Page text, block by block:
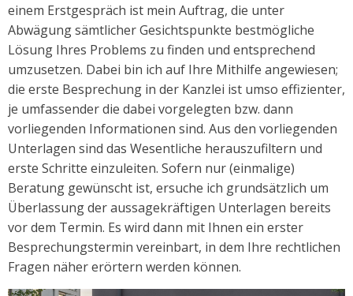
einem Erstgespräch ist mein Auftrag, die unter
Abwägung sämtlicher Gesichtspunkte bestmögliche
Lösung Ihres Problems zu finden und entsprechend
umzusetzen. Dabei bin ich auf Ihre Mithilfe angewiesen;
die erste Besprechung in der Kanzlei ist umso effizienter,
je umfassender die dabei vorgelegten bzw. dann
vorliegenden Informationen sind. Aus den vorliegenden
Unterlagen sind das Wesentliche herauszufiltern und
erste Schritte einzuleiten. Sofern nur (einmalige)
Beratung gewünscht ist, ersuche ich grundsätzlich um
Überlassung der aussagekräftigen Unterlagen bereits
vor dem Termin. Es wird dann mit Ihnen ein erster
Besprechungstermin vereinbart, in dem Ihre rechtlichen
Fragen näher erörtern werden können.